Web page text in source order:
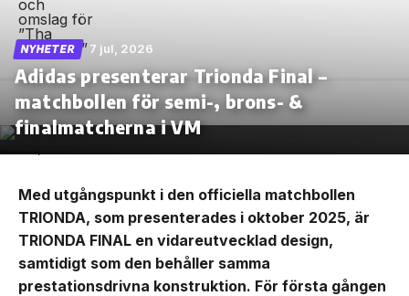
NYHETER 7 jul, 2026
Adidas presenterar Trionda Final –
matchbollen för semi-, brons- &
finalmatcherna i VM
Med utgångspunkt i den officiella matchbollen
TRIONDA, som presenterades i oktober 2025, är
TRIONDA FINAL en vidareutvecklad design,
samtidigt som den behåller samma
prestationsdrivna konstruktion. För första gången